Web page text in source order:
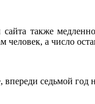
также
человек, а число
впереди седьмой год